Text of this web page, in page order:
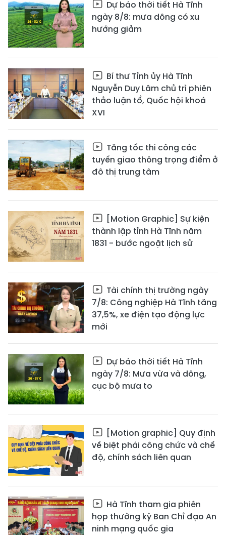
Dự báo thời tiết Hà Tĩnh
ngày 8/8: mưa dông có xu
hướng giảm
Bí thư Tỉnh ủy Hà Tĩnh
Nguyễn Duy Lâm chủ trì phiên
thảo luận tổ, Quốc hội khoá
XVI
Tăng tốc thi công các
tuyến giao thông trọng điểm ở
đô thị trung tâm
[Motion Graphic] Sự kiện
thành lập tỉnh Hà Tĩnh năm
1831 - bước ngoặt lịch sử
Tài chính thị trường ngày
7/8: Công nghiệp Hà Tĩnh tăng
37,5%, xe điện tạo động lực
mới
Dự báo thời tiết Hà Tĩnh
ngày 7/8: Mưa vừa và dông,
cục bộ mưa to
[Motion graphic] Quy định
về biệt phái công chức và chế
độ, chính sách liên quan
Hà Tĩnh tham gia phiên
họp thường kỳ Ban Chỉ đạo An
ninh mạng quốc gia